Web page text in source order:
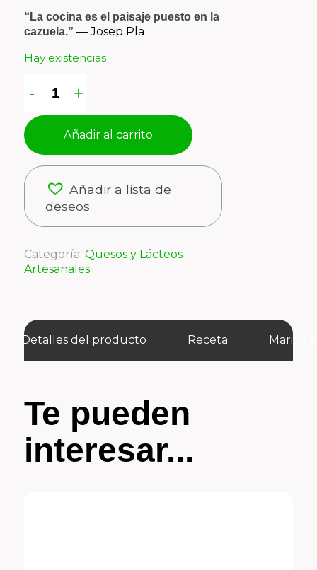
“La cocina es el paisaje puesto en la
cazuela.” —Josep Pla
Hay existencias
Añadir al carrito
Añadir a lista de
deseos
Categoría: Quesos y Lácteos
Artesanales
Detalles del producto Receta
Te pueden
interesar...